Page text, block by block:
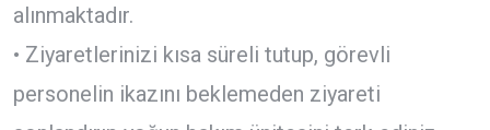
alınmaktadır.
• Ziyaretlerinizi kısa süreli tutup, görevli
personelin ikazını beklemeden ziyareti